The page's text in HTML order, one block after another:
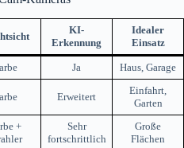
KI-
Erkennung
Idealer
Einsatz
Ja Haus, Garage
Erweitert
Einfahrt,
Garten
+
Sehr
fortschrittlich
Große
Flächen